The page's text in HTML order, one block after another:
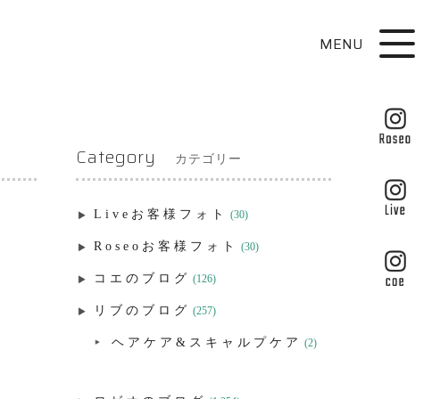
MENU
Category カテゴリー
Liveお客様フォト (30)
Roseoお客様フォト (30)
コエのブログ (126)
リブのブログ (257)
ヘアケア&スキャルプケア (2)